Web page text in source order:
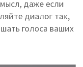
даже если
диалог так,
голоса ваших